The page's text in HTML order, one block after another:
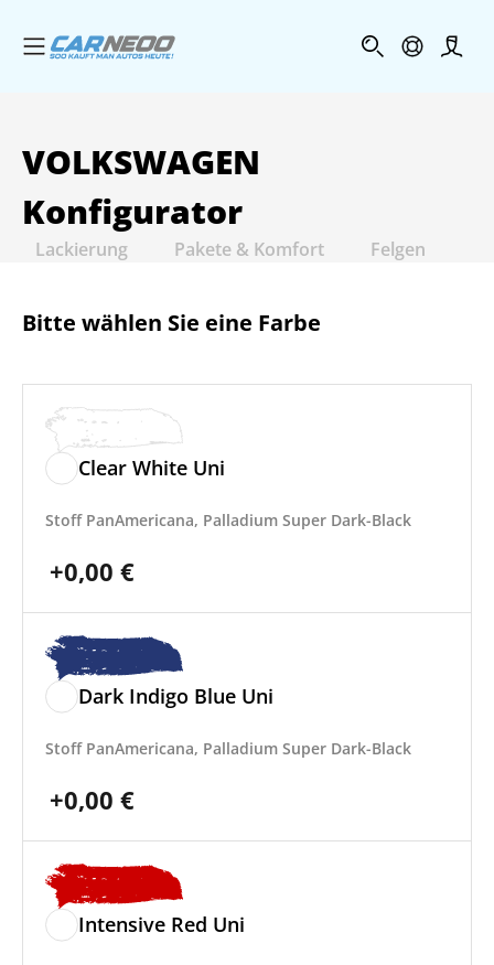
Menü öffnen
VOLKSWAGEN
Konfigurator
Lackierung Pakete & Komfort Felgen
Bitte wählen Sie eine Farbe
Clear White Uni
Stoff PanAmericana, Palladium Super Dark-Black
+0,00 €
Dark Indigo Blue Uni
Stoff PanAmericana, Palladium Super Dark-Black
+0,00 €
Intensive Red Uni